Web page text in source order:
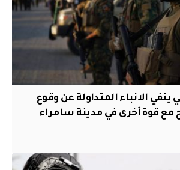
الانباء المتداولة عن وقوع
قوة أخرى في مدينة سامراء